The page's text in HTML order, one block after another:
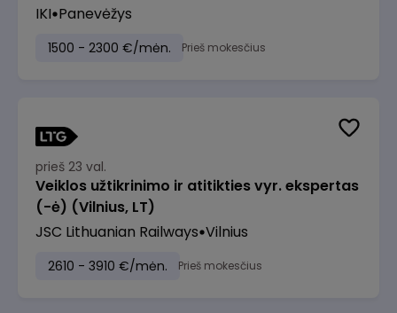
IKI Panevėžys
1500 - 2300 €/mėn. Prieš mokesčius
prieš 23 val.
Veiklos užtikrinimo ir atitikties vyr. ekspertas
(-ė) (Vilnius, LT)
JSC Lithuanian Railways Vilnius
2610 - 3910 €/mėn. Prieš mokesčius